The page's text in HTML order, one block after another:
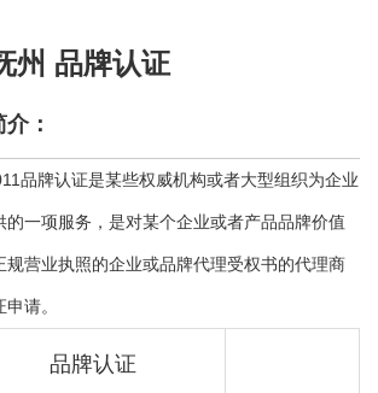
州 品牌认证
：
品牌认证是某些权威机构或者大型组织为企业
的一项服务，是对某个企业或者产品品牌价值
规营业执照的企业或品牌代理受权书的代理商
请。
品牌认证